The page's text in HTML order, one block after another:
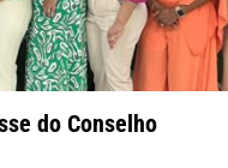
do Conselho